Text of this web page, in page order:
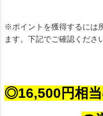
※ポイントを獲得するには
ます。下記でご確認くださ
◎16,500円相